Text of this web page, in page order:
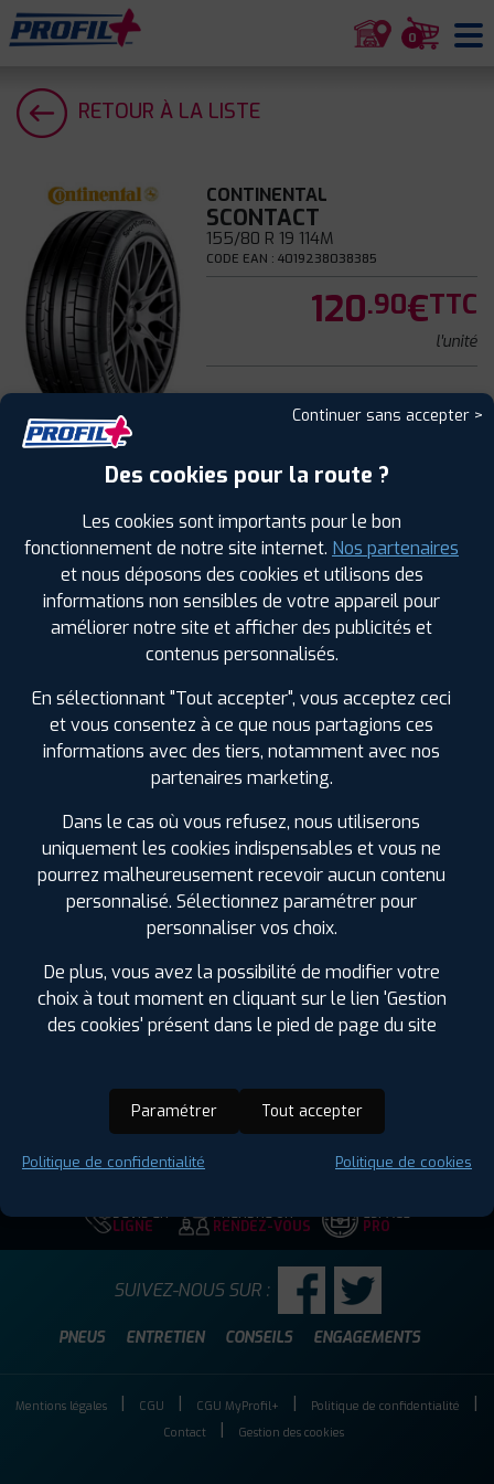
0
RETOUR À LA LISTE
CONTINENTAL
SCONTACT
155/80 R 19 114M
CODE EAN : 4019238038385
120.90€TTC
l'unité
Votre commande
montée et équilibrée :
290.80€
FAIRE INSTALLER CE PNEU
Sous réserve de disponibilité en agence
SPÉCIFICATIONS AVIS CLIENTS ÉTIQUETAGE
Étiquetage
Été
Largeur :155
Hauteur :80
Diamètre : 19
Vitesse :M
Code EAN :4019238038385
DEVIS EN
LIGNE
PRENDRE UN
RENDEZ-VOUS
ESPACE
PRO
PNEUS ENTRETIEN CONSEILS ENGAGEMENTS
SUIVEZ-NOUS SUR :
Mentions légales CGU CGU MyProfil+
Politique de confidentialité
Contact
Gestion des cookies
Continuer sans accepter >
Des cookies pour la route ?
Les cookies sont importants pour le bon
fonctionnement de notre site internet. Nos partenaires
et nous déposons des cookies et utilisons des
informations non sensibles de votre appareil pour
améliorer notre site et afficher des publicités et
contenus personnalisés.
En sélectionnant "Tout accepter", vous acceptez ceci
et vous consentez à ce que nous partagions ces
informations avec des tiers, notamment avec nos
partenaires marketing.
Dans le cas où vous refusez, nous utiliserons
uniquement les cookies indispensables et vous ne
pourrez malheureusement recevoir aucun contenu
personnalisé. Sélectionnez paramétrer pour
personnaliser vos choix.
De plus, vous avez la possibilité de modifier votre
choix à tout moment en cliquant sur le lien 'Gestion
des cookies' présent dans le pied de page du site
Paramétrer Tout accepter
Politique de confidentialité Politique de cookies